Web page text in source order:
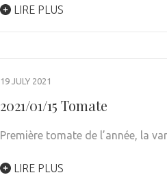
LIRE PLUS
19 JULY 2021
2021/01/15 Tomate
Première tomate de l’année, la
LIRE PLUS